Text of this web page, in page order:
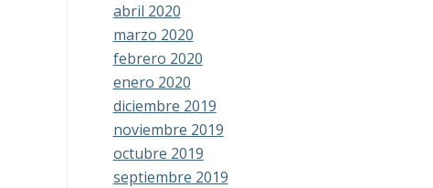
abril 2020
marzo 2020
febrero 2020
enero 2020
diciembre 2019
noviembre 2019
octubre 2019
septiembre 2019